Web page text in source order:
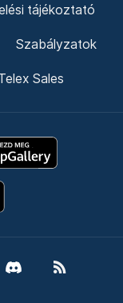
tájékoztató
Szabályzatok
Sales